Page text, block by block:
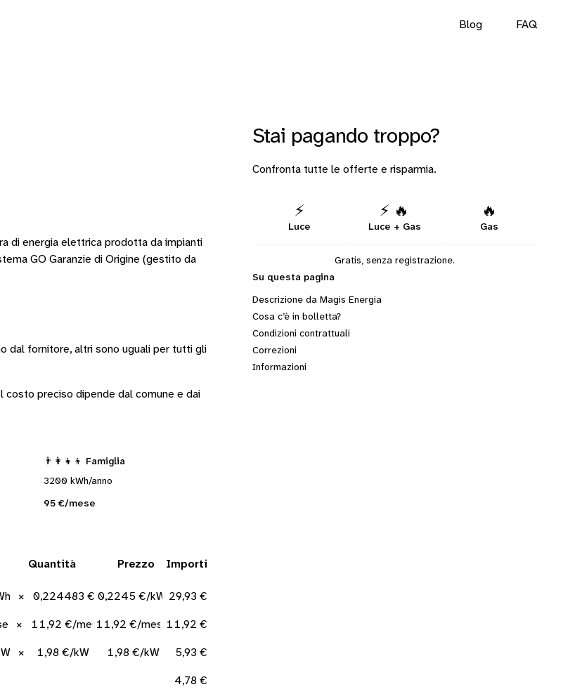
Blog FAQ
di energia elettrica prodotta da impianti
GO Garanzie di Origine (gestito da
dal fornitore, altri sono uguali per tutti gli
preciso dipende dal comune e dai
👨‍👩‍👧‍👦 Famiglia
3200 kWh/anno
95 €/mese
Quantità Prezzo Importi
× 0,224483 €/kWh0,2245 €/kWh29,93 €
× 11,92 €/mese11,92 €/mese11,92 €
× 1,98 €/kW 1,98 €/kW 5,93 €
4,78 €
Stai pagando troppo?
Confronta tutte le offerte e risparmia.
⚡
Luce
⚡ 🔥
Luce + Gas
🔥
Gas
Gratis, senza registrazione.
Su questa pagina
Descrizione da Magis Energia
Cosa c’è in bolletta?
Condizioni contrattuali
Correzioni
Informazioni